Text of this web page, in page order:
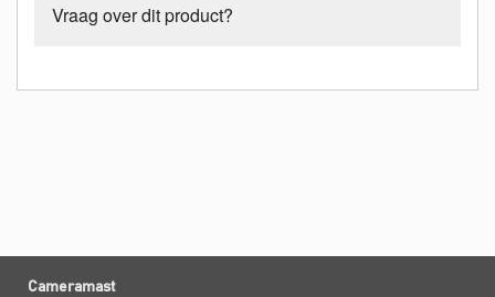
Vraag over dit product?
Cameramast